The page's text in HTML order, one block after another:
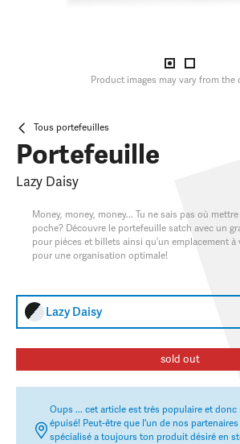
Product images may vary from the
Tous portefeuilles
Portefeuille
Lazy Daisy
Money, money, money... Tu ne sais pas où
poche? Découvre le portefeuille satch avec un
pour pièces et billets ainsi qu’un emplacement à
pour une organisation optimale!
Lazy Daisy
sold out
Oups ... cet article est très populaire et donc
épuisé! Peut-être que l'un de nos
spécialisé a toujours ton produit désiré en